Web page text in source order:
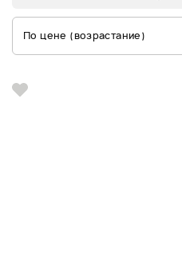
По цене (возрастание)